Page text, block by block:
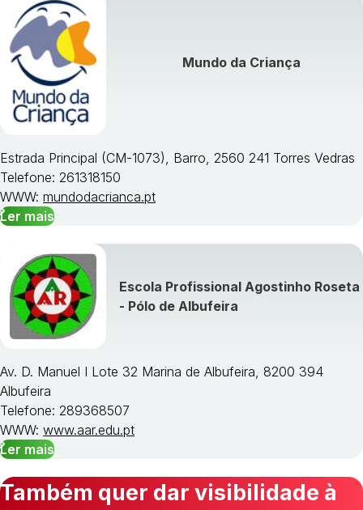
Mundo da Criança
Estrada Principal (CM-1073), Barro, 2560 241 Torres Vedras
Telefone: 261318150
WWW: mundodacrianca.pt
Ler mais
Escola Profissional Agostinho Roseta
- Pólo de Albufeira
Av. D. Manuel I Lote 32 Marina de Albufeira, 8200 394
Albufeira
Telefone: 289368507
WWW: www.aar.edu.pt
Ler mais
Também quer dar visibilidade à